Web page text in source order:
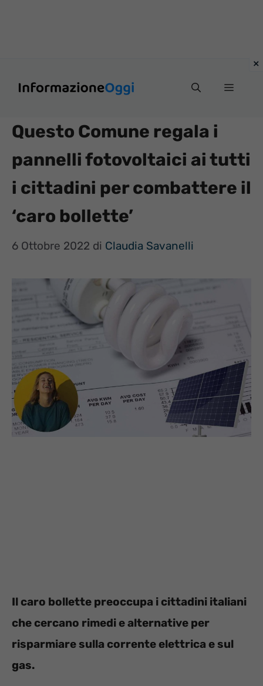
Menu
Questo Comune regala i
pannelli fotovoltaici ai tutti
i cittadini per combattere il
‘caro bollette’
6 Ottobre 2022 di Claudia Savanelli
Il caro bollette preoccupa i cittadini italiani
che cercano rimedi e alternative per
risparmiare sulla corrente elettrica e sul
gas.